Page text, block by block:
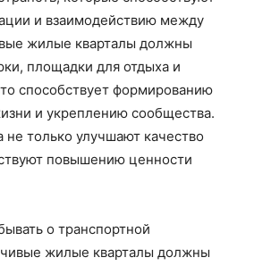
и взаимодействию между
жилые кварталы должны
площадки для отдыха и
способствует формированию
и укреплению сообщества.
не только улучшают качество
повышению ценности
о транспортной
жилые кварталы должны